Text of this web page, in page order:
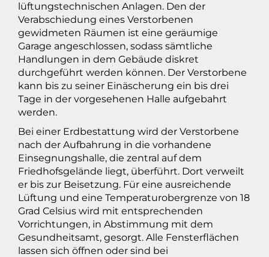
lüftungstechnischen Anlagen. Den der
Verabschiedung eines Verstorbenen
gewidmeten Räumen ist eine geräumige
Garage angeschlossen, sodass sämtliche
Handlungen in dem Gebäude diskret
durchgeführt werden können. Der Verstorbene
kann bis zu seiner Einäscherung ein bis drei
Tage in der vorgesehenen Halle aufgebahrt
werden.
Bei einer Erdbestattung wird der Verstorbene
nach der Aufbahrung in die vorhandene
Einsegnungshalle, die zentral auf dem
Friedhofsgelände liegt, überführt. Dort verweilt
er bis zur Beisetzung. Für eine ausreichende
Lüftung und eine Temperaturobergrenze von 18
Grad Celsius wird mit entsprechenden
Vorrichtungen, in Abstimmung mit dem
Gesundheitsamt, gesorgt. Alle Fensterflächen
lassen sich öffnen oder sind bei